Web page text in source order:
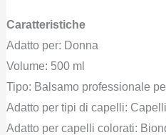
Caratteristiche
Adatto per: Donna
Volume: 500 ml
Tipo: Balsamo professionale
Adatto per tipi di capelli:
Adatto per capelli colorati: